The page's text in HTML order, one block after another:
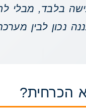
בלבד, מבלי
נכון לבין
הכרחית?